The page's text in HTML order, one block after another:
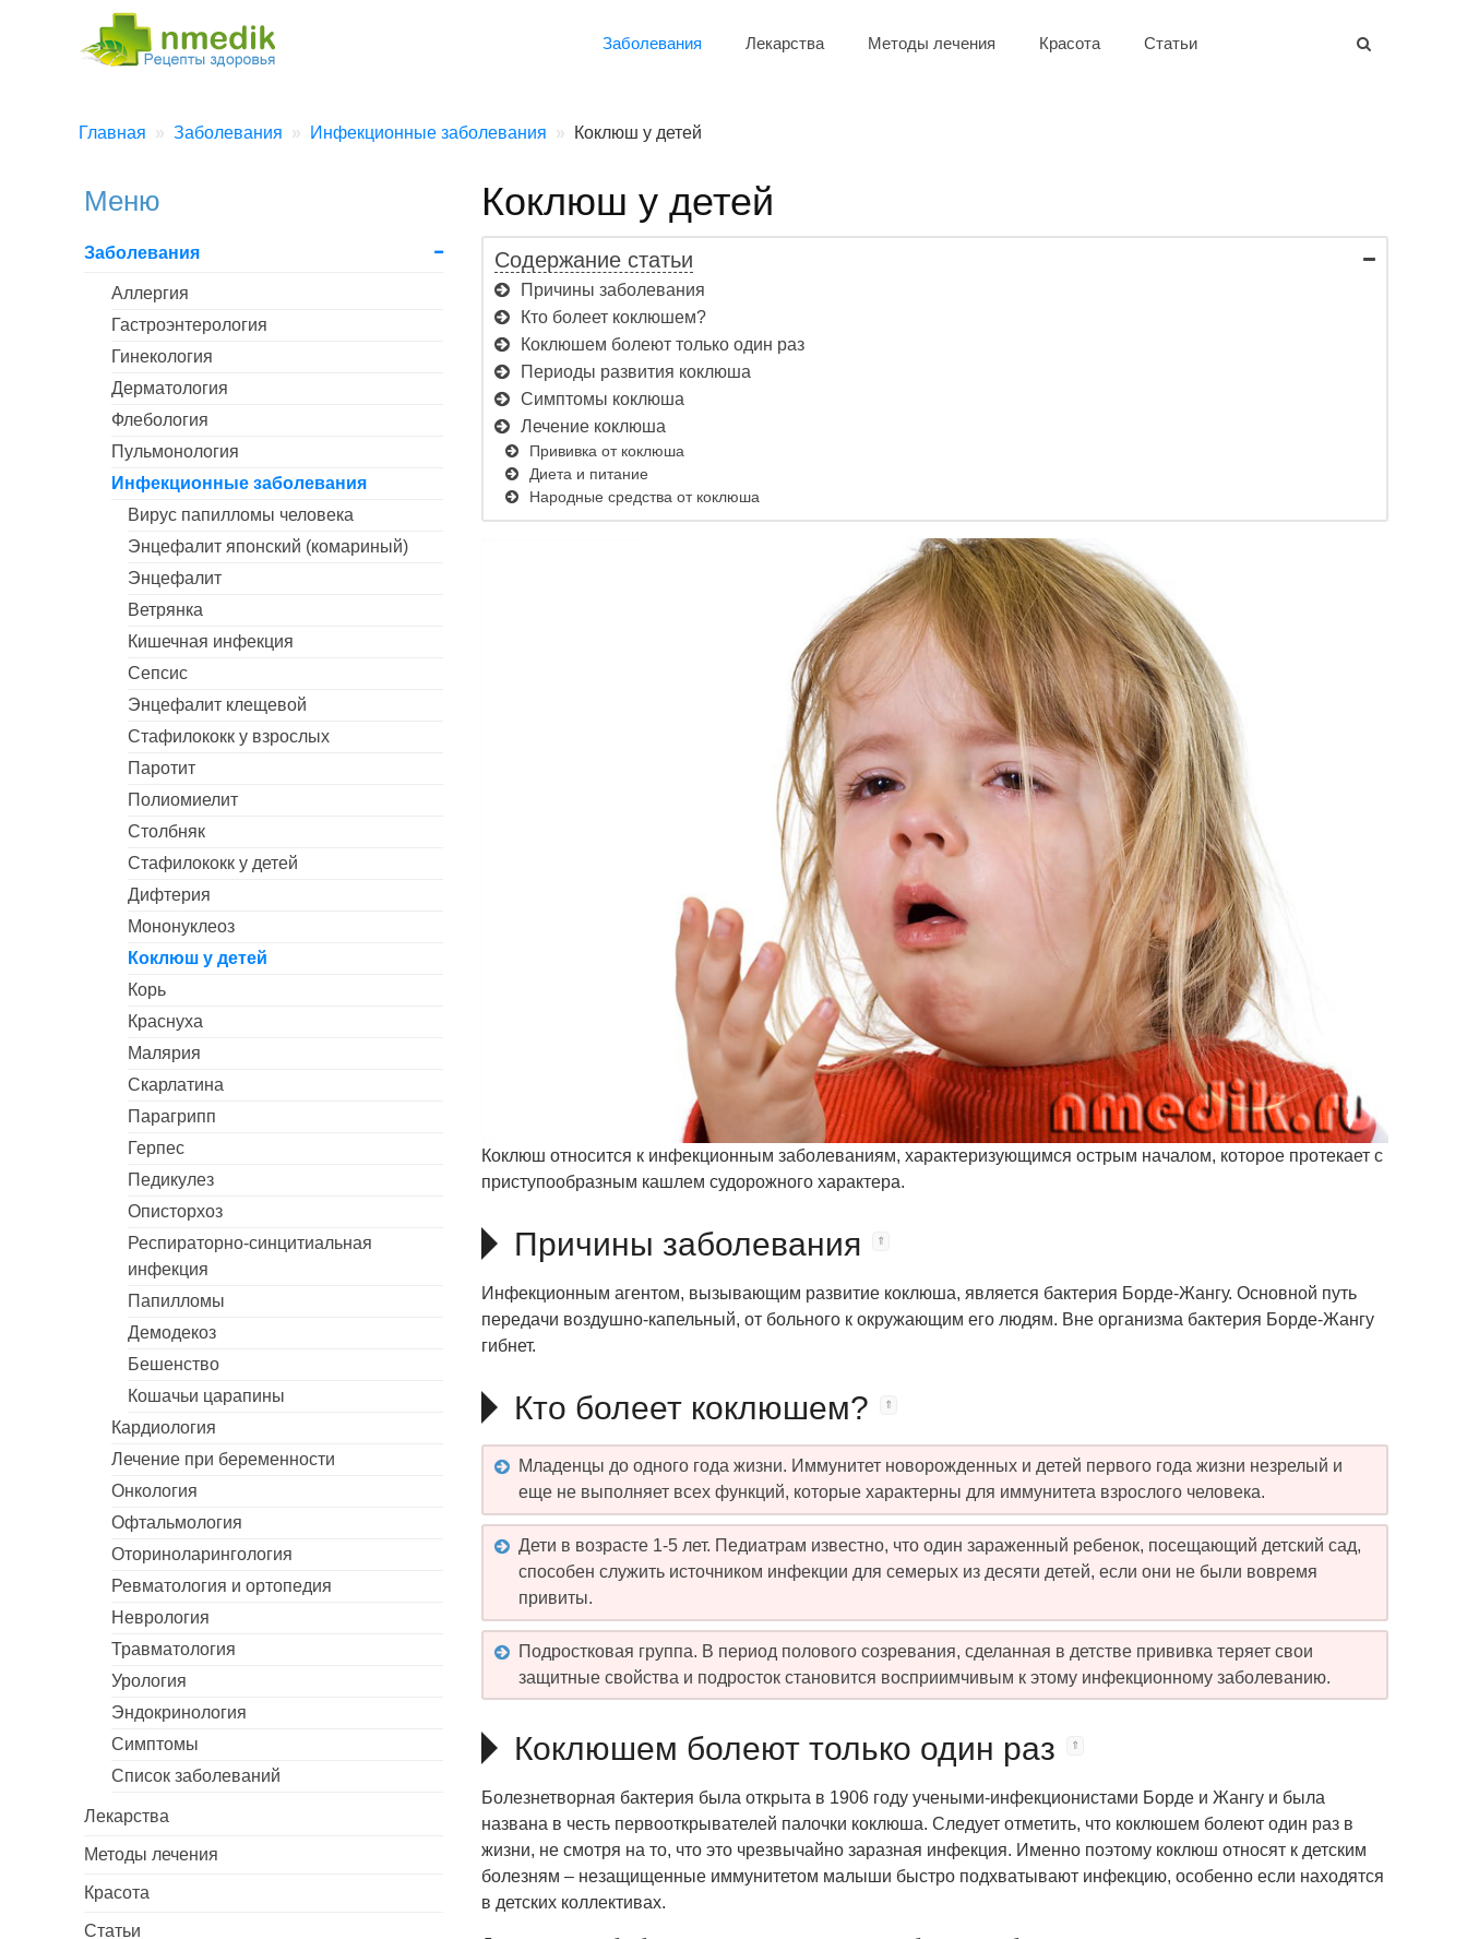
Заболевания Лекарства Методы лечения Красота Статьи
Главная Заболевания Инфекционные заболевания Коклюш у детей
Коклюш у детей
Содержание статьи
Причины заболевания
Кто болеет коклюшем?
Коклюшем болеют только один раз
Периоды развития коклюша
Симптомы коклюша
Лечение коклюша
Прививка от коклюша
Диета и питание
Народные средства от коклюша
Коклюш относится к инфекционным заболеваниям, характеризующимся острым началом, которое протекает с
приступообразным кашлем судорожного характера.
Причины заболевания
Инфекционным агентом, вызывающим развитие коклюша, является бактерия Борде-Жангу. Основной путь
передачи воздушно-капельный, от больного к окружающим его людям. Вне организма бактерия Борде-Жангу
гибнет.
Кто болеет коклюшем?
Младенцы до одного года жизни. Иммунитет новорожденных и детей первого года жизни незрелый и
еще не выполняет всех функций, которые характерны для иммунитета взрослого человека.
Дети в возрасте 1-5 лет. Педиатрам известно, что один зараженный ребенок, посещающий детский сад,
способен служить источником инфекции для семерых из десяти детей, если они не были вовремя
привиты.
Подростковая группа. В период полового созревания, сделанная в детстве прививка теряет свои
защитные свойства и подросток становится восприимчивым к этому инфекционному заболеванию.
Коклюшем болеют только один раз
Болезнетворная бактерия была открыта в 1906 году учеными-инфекционистами Борде и Жангу и была
названа в честь первооткрывателей палочки коклюша. Следует отметить, что коклюшем болеют один раз в
жизни, не смотря на то, что это чрезвычайно заразная инфекция. Именно поэтому коклюш относят к детским
болезням – незащищенные иммунитетом малыши быстро подхватывают инфекцию, особенно если находятся
в детских коллективах.
Меню
Заболевания
Аллергия
Гастроэнтерология
Гинекология
Дерматология
Флебология
Пульмонология
Инфекционные заболевания
Вирус папилломы человека
Энцефалит японский (комариный)
Энцефалит
Ветрянка
Кишечная инфекция
Сепсис
Энцефалит клещевой
Стафилококк у взрослых
Паротит
Полиомиелит
Столбняк
Стафилококк у детей
Дифтерия
Мононуклеоз
Коклюш у детей
Корь
Краснуха
Малярия
Скарлатина
Парагрипп
Герпес
Педикулез
Описторхоз
Респираторно-синцитиальная
инфекция
Папилломы
Демодекоз
Бешенство
Кошачьи царапины
Кардиология
Лечение при беременности
Онкология
Офтальмология
Оториноларингология
Ревматология и ортопедия
Неврология
Травматология
Урология
Эндокринология
Симптомы
Список заболеваний
Лекарства
Методы лечения
Красота
Статьи